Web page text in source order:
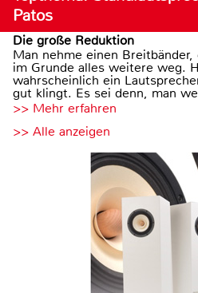
Patos
Die große Reduktion
Man nehme einen Breitbänder,
im Grunde alles weitere weg.
wahrscheinlich ein
gut klingt. Es sei denn, man
>> Mehr erfahren
>> Alle anzeigen